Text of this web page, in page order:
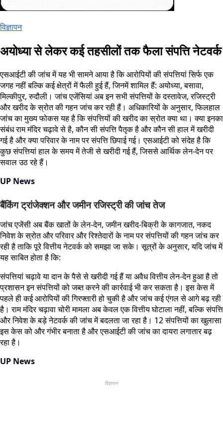
विज्ञापन
अयोध्या से लेकर कई तहसीलों तक फैला संपत्ति नेटवर्क
एसआईटी की जांच में यह भी सामने आया है कि आरोपियों की संपत्तियां सिर्फ एक
जगह नहीं बल्कि कई क्षेत्रों में फैली हुई हैं, जिनमें शामिल हैं: अयोध्या, बसावा,
मिल्कीपुर, रुदौली। जांच एजेंसियां अब इन सभी संपत्तियों के दस्तावेज, रजिस्ट्री
और खरीद के स्रोत की गहन जांच कर रही हैं। अधिकारियों के अनुसार, फिलहाल
जांच का मुख्य फोकस यह है कि संपत्तियों की खरीद का स्रोत क्या था। क्या इनका
संबंध राम मंदिर चढ़ावे से है, कौन सी संपत्ति पैतृक है और कौन सी हाल में खरीदी
गई है और क्या परिवार के नाम पर संपत्ति छिपाई गई। एसआईटी को संदेह है कि
कुछ संपत्तियां हाल के समय में तेजी से खरीदी गई हैं, जिससे आर्थिक लेन-देन पर
सवाल उठ रहे हैं।
UP News
बैंकिंग ट्रांजेक्शन और जमीन रजिस्ट्री की जांच तेज
जांच एजेंसी अब बैंक खातों के लेन-देन, जमीन खरीद-बिक्री के कागजात, नकद
निवेश के स्रोत और परिवार और रिश्तेदारों के नाम पर संपत्तियों की गहन जांच कर
रही है ताकि पूरे वित्तीय नेटवर्क को समझा जा सके। सूत्रों के अनुसार, यदि जांच में
यह साबित होता है कि:
संपत्तियां चढ़ावे या दान के पैसे से खरीदी गई हैं या अवैध वित्तीय लेन-देन हुआ है तो
प्रशासन इन संपत्तियों को जब्त करने की कार्रवाई भी कर सकता है। इस केस में
पहले ही कई आरोपियों की गिरफ्तारी हो चुकी है और जांच कई एंगल से आगे बढ़ रही
है। राम मंदिर चढ़ावा चोरी मामला अब केवल एक वित्तीय घोटाला नहीं, बल्कि संपत्ति
और निवेश के बड़े नेटवर्क की जांच में बदलता जा रहा है। 12 संपत्तियों का खुलासा
इस केस को और गंभीर बनाता है और एसआईटी की जांच का दायरा लगातार बढ़
रहा है।
UP News
विज्ञापन